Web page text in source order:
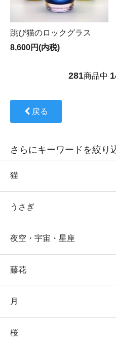
跳び猫のロックグラス
8,600円(内税)
281商品中
戻る
さらにキーワードを絞り
猫
うさぎ
夜空・宇宙・星座
藤花
月
桜